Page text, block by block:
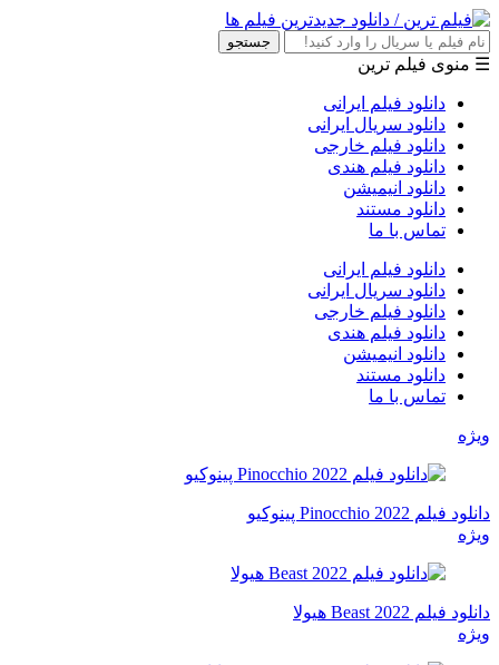
جستجو
☰ منوی فیلم ترین
دانلود فیلم ایرانی
دانلود سریال ایرانی
دانلود فیلم خارجی
دانلود فیلم هندی
دانلود انیمیشن
دانلود مستند
تماس با ما
دانلود فیلم ایرانی
دانلود سریال ایرانی
دانلود فیلم خارجی
دانلود فیلم هندی
دانلود انیمیشن
دانلود مستند
تماس با ما
ویژه
دانلود فیلم Pinocchio 2022 پینوکیو
ویژه
دانلود فیلم Beast 2022 هیولا
ویژه